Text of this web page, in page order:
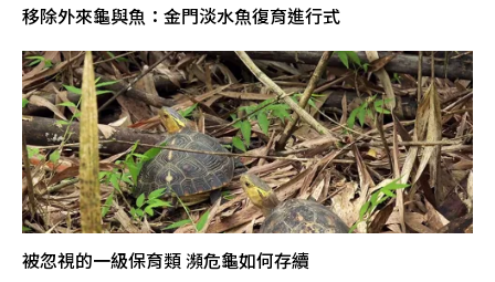
移除外來龜與魚：金門淡水魚復育進行式
被忽視的一級保育類 瀕危龜如何存續